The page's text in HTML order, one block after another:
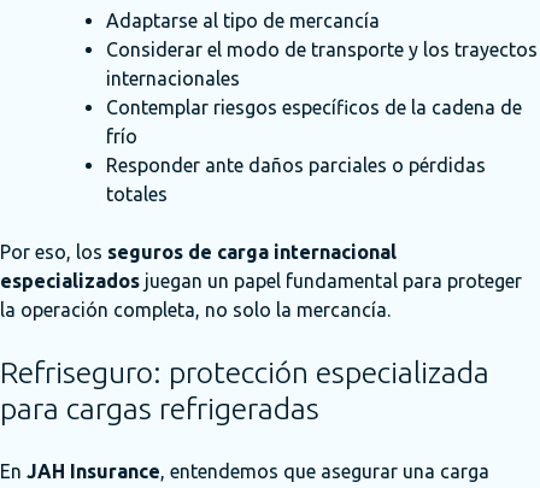
Adaptarse al tipo de mercancía
Considerar el modo de transporte y los trayectos
internacionales
Contemplar riesgos específicos de la cadena de
frío
Responder ante daños parciales o pérdidas
totales
Por eso, los seguros de carga internacional
especializados juegan un papel fundamental para proteger
la operación completa, no solo la mercancía.
Refriseguro: protección especializada
para cargas refrigeradas
En JAH Insurance, entendemos que asegurar una carga